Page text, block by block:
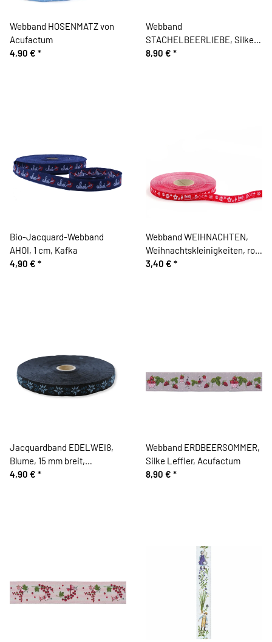
Webband HOSENMATZ von
Acufactum
4,90 € *
Webband
STACHELBEERLIEBE, Silke
Leffler, Acufactum
8,90 € *
Bio-Jacquard-Webband
AHOI, 1 cm, Kafka
4,90 € *
Webband WEIHNACHTEN,
Weihnachtskleinigkeiten, rot-
weiß
3,40 € *
Jacquardband EDELWEIß,
Blume, 15 mm breit,
dunkelblau, Kafka
4,90 € *
Webband ERDBEERSOMMER,
Silke Leffler, Acufactum
8,90 € *